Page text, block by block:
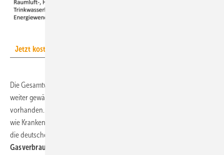
Jetzt kostenlos zum TGA-Newsletter anmelden!
Die Gesamtversorgung aller deutschen Gasverbraucher ist aktuell
weiter gewährleistet. Es ist ausreichend Gas an den Märkten
vorhanden. Dies gilt sowohl für Haushaltskunden und soziale Dienste
wie Krankenhäuser als auch für Fernwärme, Stromerzeugung sowie
die deutschen Wirtschaft.
Gasverbraucher – von der Wirtschaft bis zu Privathaushalten –